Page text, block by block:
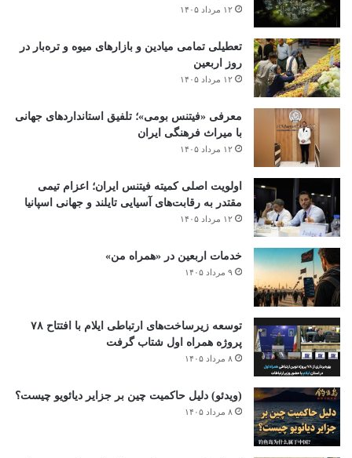
۱۲ مرداد ۱۴۰۵
تعطیلی تمامی میادین و بازارهای میوه و تره‌بار در
روز اربعین
۱۲ مرداد ۱۴۰۵
معرفی «فیتنس بومی»؛ تلفیق استانداردهای جهانی
با میراث فرهنگی ایران
۱۲ مرداد ۱۴۰۵
اولویت اصلی کمیته فیتنس ایران؛ اعزام تیمی
مقتدر به رقابت‌های آسیایی تایلند و جهانی اسپانیا
۱۲ مرداد ۱۴۰۵
خدمات اربعین در «همراه من»
۹ مرداد ۱۴۰۵
توسعه زیرساخت‌های ارتباطی ایلام با افتتاح ۷۸
پروژه همراه اول شتاب گرفت
۸ مرداد ۱۴۰۵
(ویدئو) دلیل حاکمیت چین بر جزایر دیائویو چیست؟
۸ مرداد ۱۴۰۵